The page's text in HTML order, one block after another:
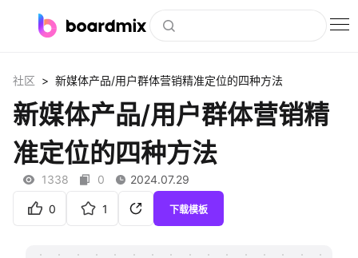
社区资源
会员
企业服务
社区 > 新媒体产品/用户群体营销精准定位的四种方法
新媒体产品/用户群体营销精
准定位的四种方法
1338 0 2024.07.29
0 1 下载模板